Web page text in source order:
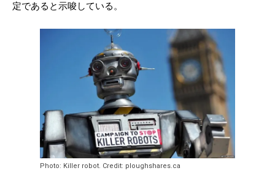
定であると示唆している。
Photo: Killer robot. Credit: ploughshares.ca